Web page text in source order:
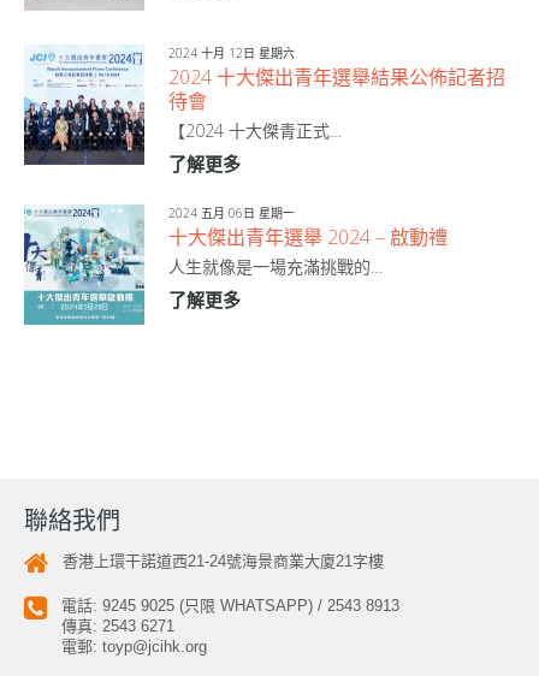
2024 十月 12日 星期六
2024 十大傑出青年選舉結果公佈記者招
待會
【2024 十大傑青正式…
了解更多
2024 五月 06日 星期一
十大傑出青年選舉 2024 – 啟動禮
人生就像是一場充滿挑戰的…
了解更多
聯絡我們
香港上環干諾道西21-24號海景商業大廈21字樓
電話: 9245 9025 (只限 WHATSAPP) / 2543 8913
傳真: 2543 6271
電郵: toyp@jcihk.org